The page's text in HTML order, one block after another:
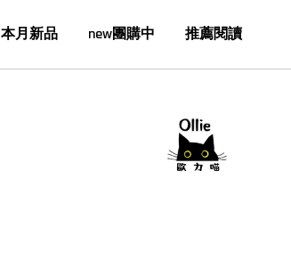
本月新品 new團購中 推薦閱讀